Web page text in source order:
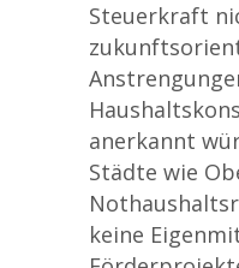
Steuerkraft
anerkannt
Städte wie
keine